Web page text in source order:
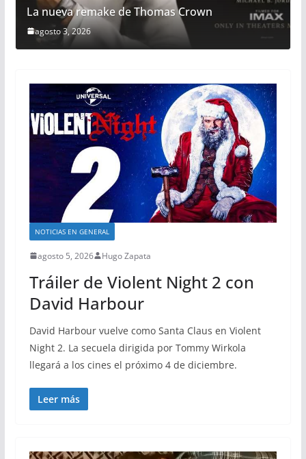
La nueva remake de Thomas Crown
agosto 3, 2026
NOTICIAS EN GENERAL
agosto 5, 2026 Hugo Zapata
Tráiler de Violent Night 2 con
David Harbour
David Harbour vuelve como Santa Claus en Violent
Night 2. La secuela dirigida por Tommy Wirkola
llegará a los cines el próximo 4 de diciembre.
Leer más